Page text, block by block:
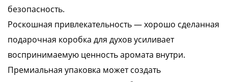
безопасность.
Роскошная привлекательность — хорошо сделанная
подарочная коробка для духов усиливает
воспринимаемую ценность аромата внутри.
Премиальная упаковка может создать